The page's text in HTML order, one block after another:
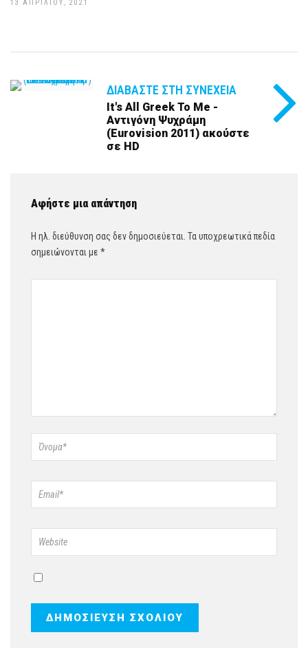
13 ΑΠΡΙΛΊΟΥ, 2021
ΔΙΑΒΆΣΤΕ ΣΤΗ ΣΥΝΈΧΕΙΑ
It's All Greek To Me -
Αντιγόνη Ψυχράμη
(Eurovision 2011) ακούστε
σε HD
Αφήστε μια απάντηση
Η ηλ. διεύθυνση σας δεν δημοσιεύεται. Τα υποχρεωτικά πεδία
σημειώνονται με *